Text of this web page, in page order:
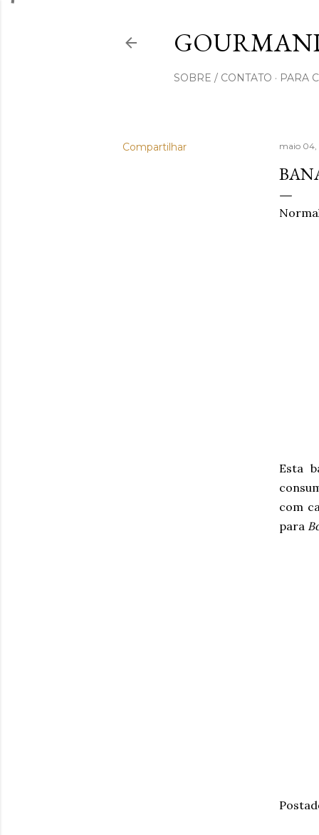
SOBRE / CONTATO PARA
Compartilhar maio
Esta
com
para